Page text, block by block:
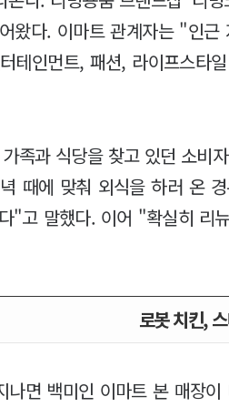
왔다. 이마트 관계자는 "인
테인먼트, 패션, 라이프스타
족과 식당을 찾고 있던 소비
때에 맞춰 외식을 하러 온
"고 말했다. 이어 "확실히 리
로봇 치킨,
면 백미인 이마트 본 매장